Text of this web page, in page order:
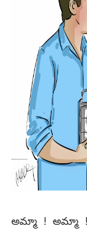
అమ్మా ! అమ్మా !